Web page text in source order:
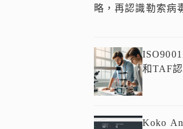
略，再認識勒索病
和TAF
Koko